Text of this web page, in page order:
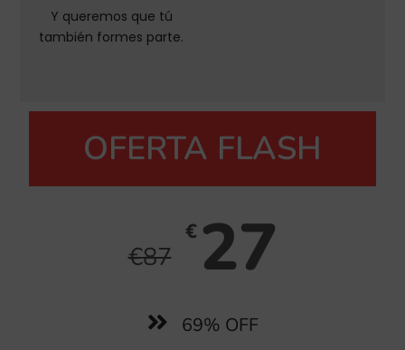
Y queremos que tú
también formes parte.
OFERTA FLASH
€87
€ 27
69% OFF